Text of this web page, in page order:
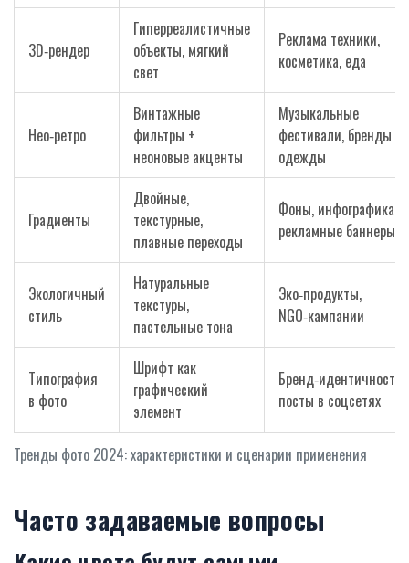
Тренды фото 2024: характеристики и сценарии применения
3D‑рендер
Гиперреалистичные
объекты, мягкий
свет
Реклама техники,
косметика, еда
Нео‑ретро
Винтажные
фильтры +
неоновые акценты
Музыкальные
фестивали, бренды
одежды
Градиенты
Двойные,
текстурные,
плавные переходы
Фоны, инфографика,
рекламные баннеры
Экологичный
стиль
Натуральные
текстуры,
пастельные тона
Эко‑продукты,
NGO‑кампании
Типография
в фото
Шрифт как
графический
элемент
Бренд‑идентичность,
посты в соцсетях
Часто задаваемые вопросы